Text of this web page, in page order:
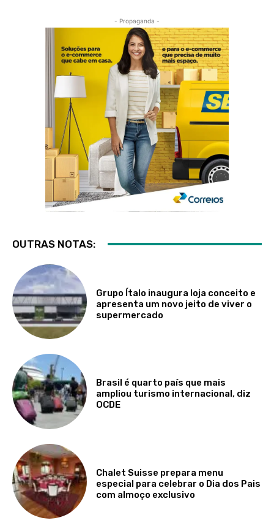
- Propaganda -
OUTRAS NOTAS:
Grupo Ítalo inaugura loja conceito e
apresenta um novo jeito de viver o
supermercado
Brasil é quarto país que mais
ampliou turismo internacional, diz
OCDE
Chalet Suisse prepara menu
especial para celebrar o Dia dos Pais
com almoço exclusivo